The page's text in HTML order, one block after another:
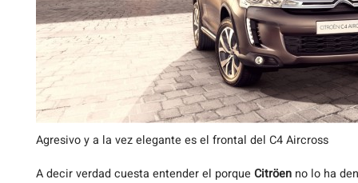
Agresivo y a la vez elegante es el frontal del C4 Aircross
A decir verdad cuesta entender el porque Citröen no lo ha